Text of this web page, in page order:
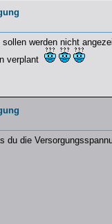
werden nicht
verplant
die